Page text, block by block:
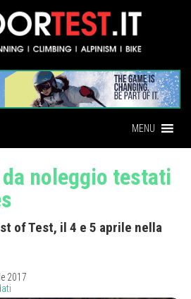
MENU
noleggio testati
of Test, il 4 e 5 aprile nella
2017